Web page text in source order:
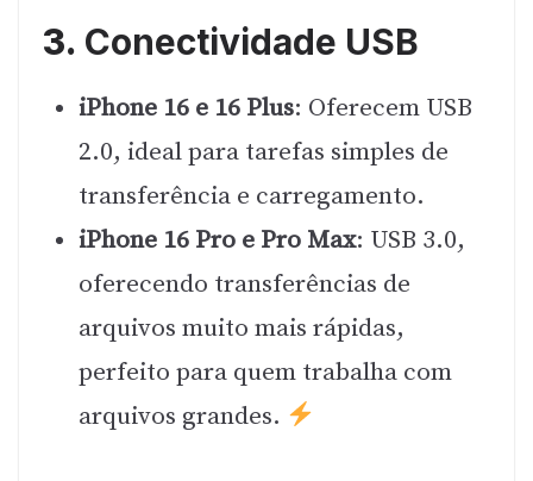
3. Conectividade USB
iPhone 16 e 16 Plus: Oferecem USB
2.0, ideal para tarefas simples de
transferência e carregamento.
iPhone 16 Pro e Pro Max: USB 3.0,
oferecendo transferências de
arquivos muito mais rápidas,
perfeito para quem trabalha com
arquivos grandes.